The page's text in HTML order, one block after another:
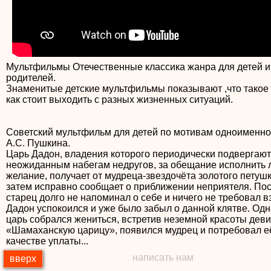
Мультфильмы Отечественные классика жанра для детей
родителей.
Знаменитые детские мультфильмы показывают ,что
как стоит выходить с разных жизненных ситуаций.
Советский мультфильм для детей по мотивам
А.С. Пушкина.
Царь Дадон, владения которого периодически
неожиданным набегам недругов, за обещание исполнить
желание, получает от мудреца-звездочёта золотого
затем исправно сообщает о приближении неприятеля.
старец долго не напоминал о себе и ничего не требовал
Дадон успокоился и уже было забыл о данной клятве.
царь собрался жениться, встретив неземной красоты
«Шамаханскую царицу», появился мудрец и потребовал
написать нам
вверх